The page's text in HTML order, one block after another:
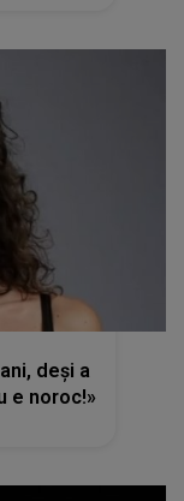
deși a
e noroc!»